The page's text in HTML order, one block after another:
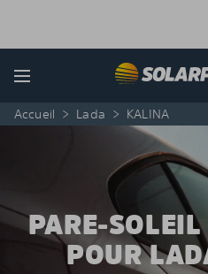
Menu
Accueil > Lada > KALINA
PARE-
POUR